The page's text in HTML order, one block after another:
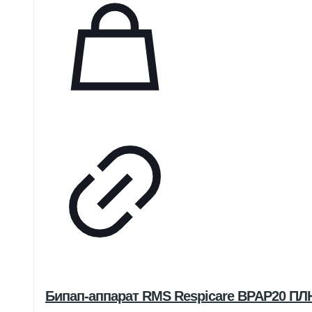
Бипап-аппарат RMS Respicare BPAP20